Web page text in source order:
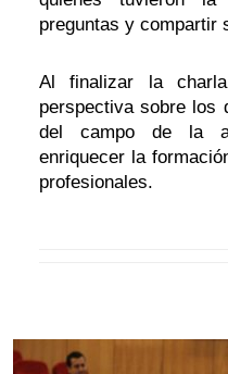
preguntas y compartir
Al finalizar la
perspectiva sobre los
del campo de la
enriquecer la
profesionales.